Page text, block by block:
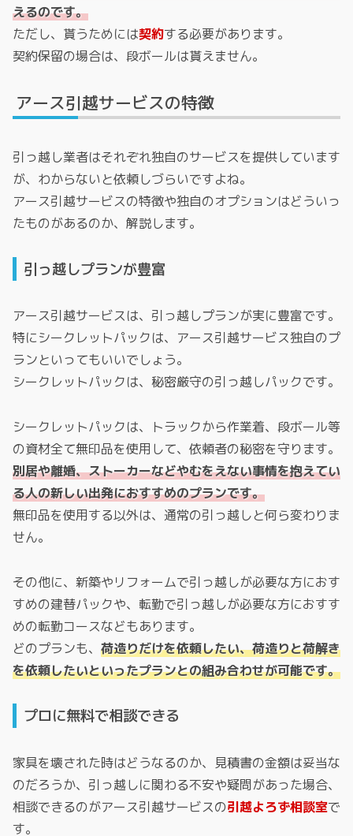
えるのです。
ただし、貰うためには契約する必要があります。
契約保留の場合は、段ボールは貰えません。
アース引越サービスの特徴
引っ越し業者はそれぞれ独自のサービスを提供しています
が、わからないと依頼しづらいですよね。
アース引越サービスの特徴や独自のオプションはどういっ
たものがあるのか、解説します。
引っ越しプランが豊富
アース引越サービスは、引っ越しプランが実に豊富です。
特にシークレットパックは、アース引越サービス独自のプ
ランといってもいいでしょう。
シークレットパックは、秘密厳守の引っ越しパックです。
シークレットパックは、トラックから作業着、段ボール等
の資材全て無印品を使用して、依頼者の秘密を守ります。
別居や離婚、ストーカーなどやむをえない事情を抱えてい
る人の新しい出発におすすめのプランです。
無印品を使用する以外は、通常の引っ越しと何ら変わりま
せん。
その他に、新築やリフォームで引っ越しが必要な方におす
すめの建替パックや、転勤で引っ越しが必要な方におすす
めの転勤コースなどもあります。
どのプランも、 荷造りだけを依頼したい、荷造りと荷解き
を依頼したいといったプランとの組み合わせが可能です。
プロに無料で相談できる
家具を壊された時はどうなるのか、見積書の金額は妥当な
のだろうか、引っ越しに関わる不安や疑問があった場合、
相談できるのがアース引越サービスの引越よろず相談室で
す。